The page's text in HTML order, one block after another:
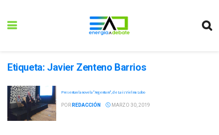
Etiqueta: Javier Zenteno Barrios
Presentan la novela "Argentum", de Luis Vielma Lobo
POR REDACCIÓN MARZO 30, 2019